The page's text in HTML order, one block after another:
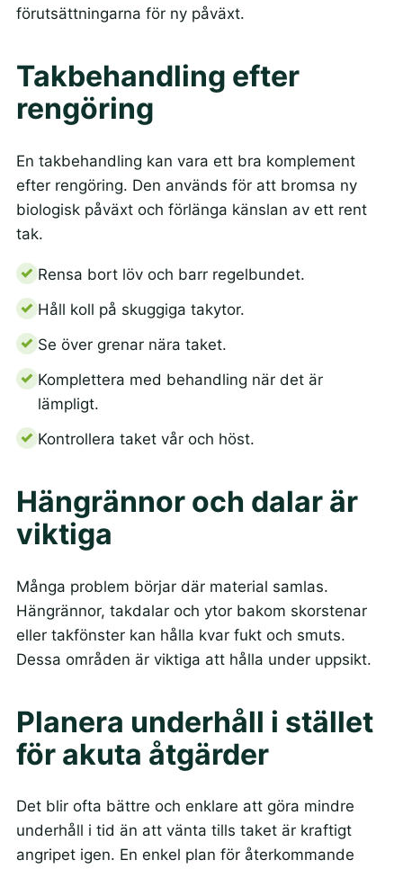
förutsättningarna för ny påväxt.
Takbehandling efter
rengöring
En takbehandling kan vara ett bra komplement
efter rengöring. Den används för att bromsa ny
biologisk påväxt och förlänga känslan av ett rent
tak.
Rensa bort löv och barr regelbundet.
Håll koll på skuggiga takytor.
Se över grenar nära taket.
Komplettera med behandling när det är
lämpligt.
Kontrollera taket vår och höst.
Hängrännor och dalar är
viktiga
Många problem börjar där material samlas.
Hängrännor, takdalar och ytor bakom skorstenar
eller takfönster kan hålla kvar fukt och smuts.
Dessa områden är viktiga att hålla under uppsikt.
Planera underhåll i stället
för akuta åtgärder
Det blir ofta bättre och enklare att göra mindre
underhåll i tid än att vänta tills taket är kraftigt
angripet igen. En enkel plan för återkommande